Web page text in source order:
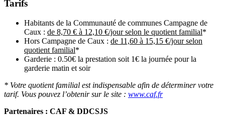
Tarifs
Habitants de la Communauté de communes Campagne de
Caux : de 8,70 € à 12,10 €/jour selon le quotient familial*
Hors Campagne de Caux : de 11,60 à 15,15 €/jour selon
quotient familial*
Garderie : 0.50€ la prestation soit 1€ la journée pour la
garderie matin et soir
* Votre quotient familial est indispensable afin de déterminer votre
tarif. Vous pouvez l’obtenir sur le site : www.caf.fr
Partenaires : CAF & DDCSJS